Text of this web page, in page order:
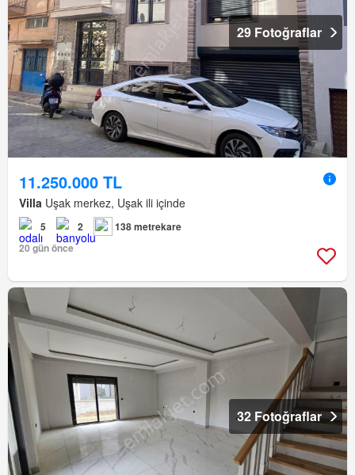
29 Fotoğraflar
11.250.000 TL
Villa Uşak merkez, Uşak ili içinde
5 2
138 metrekare
20 gün önce
32 Fotoğraflar